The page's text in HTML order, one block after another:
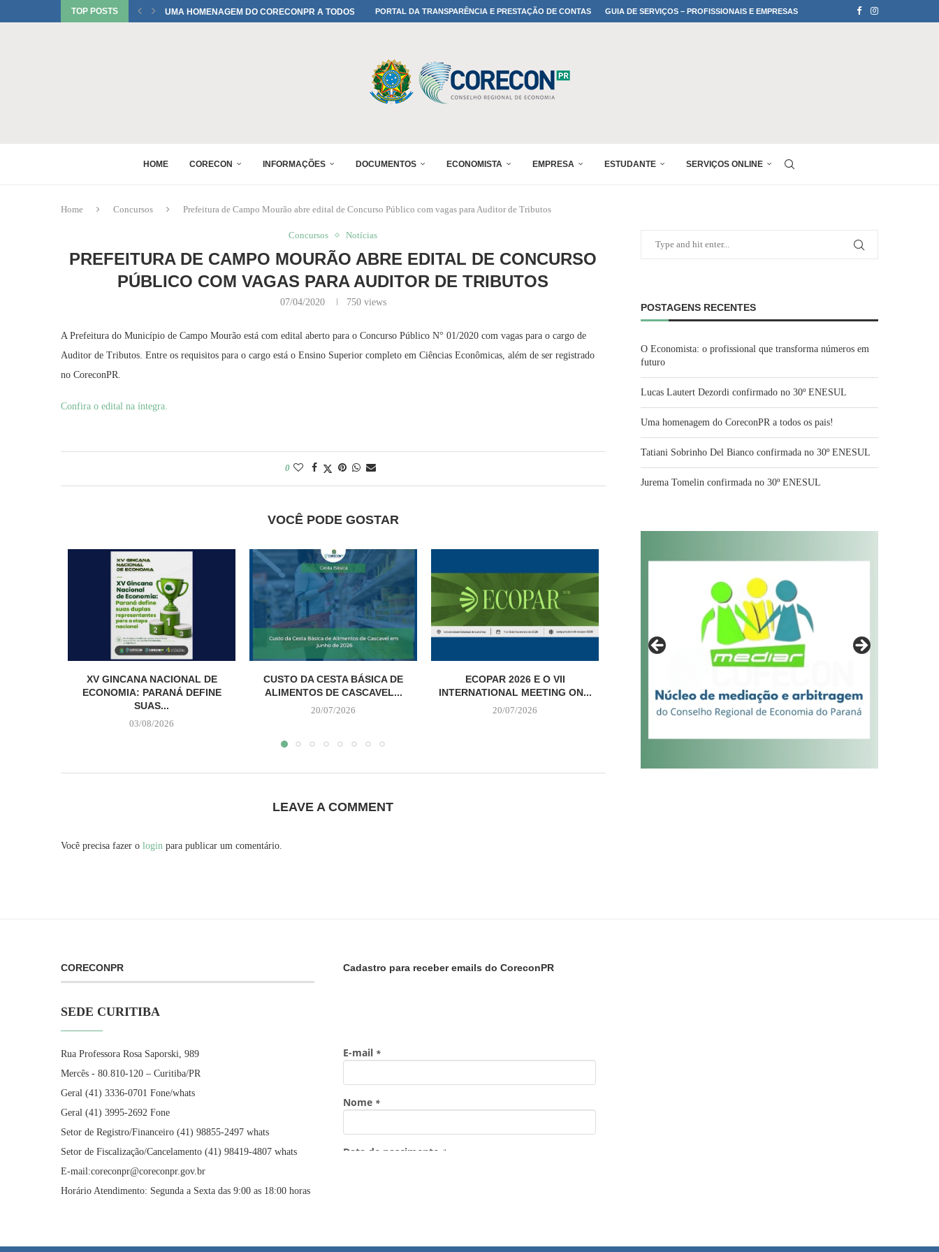
TOP POSTS UMA HOMENAGEM DO CORECONPR A TODOS OS PAIS!PORTAL DA TRANSPARÊNCIA E PRESTAÇÃO DE CONTAS GUIA DE SERVIÇOS – PROFISSIONAIS E EMPRESAS
HOME CORECON INFORMAÇÕES DOCUMENTOS ECONOMISTA EMPRESA ESTUDANTE SERVIÇOS ONLINE
Home Concursos Prefeitura de Campo Mourão abre edital de Concurso Público com vagas para Auditor de Tributos
Concursos Notícias
PREFEITURA DE CAMPO MOURÃO ABRE EDITAL DE CONCURSO
PÚBLICO COM VAGAS PARA AUDITOR DE TRIBUTOS
07/04/2020 750views
A Prefeitura do Município de Campo Mourão está com edital aberto para o Concurso Público N° 01/2020 com vagas para o cargo de
Auditor de Tributos. Entre os requisitos para o cargo está o Ensino Superior completo em Ciências Econômicas, além de ser registrado
no CoreconPR.
Confira o edital na íntegra.
0
VOCÊ PODE GOSTAR
XV GINCANA NACIONAL DE
ECONOMIA: PARANÁ DEFINE
SUAS...
03/08/2026
CUSTO DA CESTA BÁSICA DE
ALIMENTOS DE CASCAVEL...
20/07/2026
ECOPAR 2026 E O VII
INTERNATIONAL MEETING ON...
20/07/2026
PRÊMIO BRASIL DE...
17/07/2026
EVOLUÇÃO DOS MEIS
17/07/2026
LEAVE A COMMENT
Você precisa fazer o login para publicar um comentário.
POSTAGENS RECENTES
O Economista: o profissional que transforma números em
futuro
Lucas Lautert Dezordi confirmado no 30º ENESUL
Uma homenagem do CoreconPR a todos os pais!
Tatiani Sobrinho Del Bianco confirmada no 30º ENESUL
Jurema Tomelin confirmada no 30º ENESUL
CORECONPR
SEDE CURITIBA
Rua Professora Rosa Saporski, 989
Mercês - 80.810-120 – Curitiba/PR
Geral (41) 3336-0701 Fone/whats
Geral (41) 3995-2692 Fone
Setor de Registro/Financeiro (41) 98855-2497 whats
Setor de Fiscalização/Cancelamento (41) 98419-4807 whats
E-mail:coreconpr@coreconpr.gov.br
Horário Atendimento: Segunda a Sexta das 9:00 as 18:00 horas
Cadastro para receber emails do CoreconPR